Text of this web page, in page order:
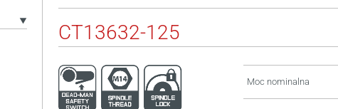
CT13632-125
Moc nominalna